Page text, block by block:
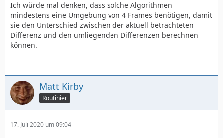
Ich würde mal denken, dass solche Algorithmen
mindestens eine Umgebung von 4 Frames benötigen, damit
sie den Unterschied zwischen der aktuell betrachteten
Differenz und den umliegenden Differenzen berechnen
können.
Matt Kirby
Routinier
17. Juli 2020 um 09:04